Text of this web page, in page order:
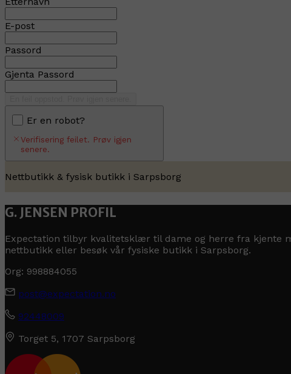
E-post
Passord
Gjenta Passord
Er en robot?
Verifisering feilet. Prøv igjen
senere.
Nettbutikk & fysisk butikk i Sarpsborg
G. JENSEN PROFIL
Expectation tilbyr kvalitetsklær til dame og herre fra kjente
nettbutikk eller besøk vår fysiske butikk i Sarpsborg.
Org: 998884055
post@expectation.no
92448009
Torget 5, 1707 Sarpsborg